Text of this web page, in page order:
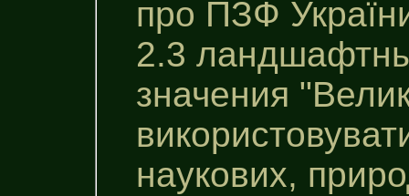
про ПЗФ
2.3
значения
наукових,